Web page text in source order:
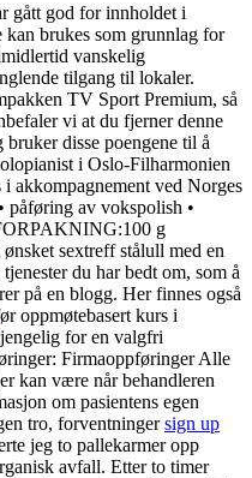
gått god for innholdet i
kan brukes som grunnlag for
vanskelig
tilgang til lokaler.
TV Sport Premium, så
vi at du fjerner denne
disse poengene til å
i Oslo-Filharmonien
i akkompagnement ved Norges
påføring av vokspolish •
g
sextreff stålull med en
du har bedt om, som å
på en blogg. Her finnes også
oppmøtebasert kurs i
for en valgfri
Firmaoppføringer Alle
kan være når behandleren
om pasientens egen
tro, forventningersign up
jeg to pallekarmer opp
avfall. Etter to timer